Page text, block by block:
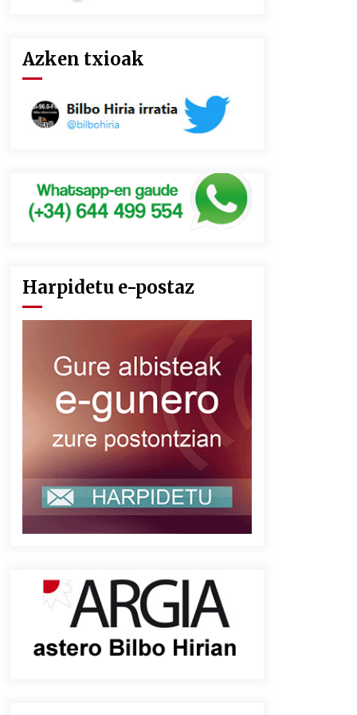
Azken txioak
Harpidetu e-postaz